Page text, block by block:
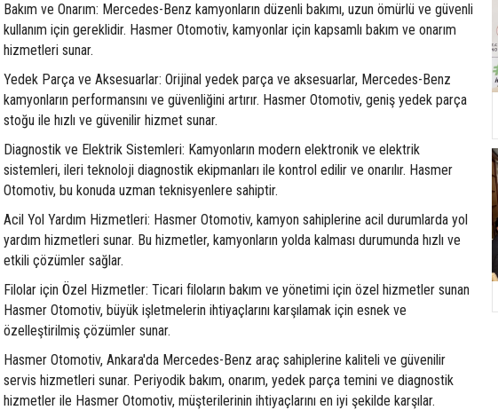
Bakım ve Onarım: Mercedes-Benz kamyonların düzenli bakımı, uzun ömürlü ve güvenli
kullanım için gereklidir. Hasmer Otomotiv, kamyonlar için kapsamlı bakım ve onarım
hizmetleri sunar.
Yedek Parça ve Aksesuarlar: Orijinal yedek parça ve aksesuarlar, Mercedes-Benz
kamyonların performansını ve güvenliğini artırır. Hasmer Otomotiv, geniş yedek parça
stoğu ile hızlı ve güvenilir hizmet sunar.
Diagnostik ve Elektrik Sistemleri: Kamyonların modern elektronik ve elektrik
sistemleri, ileri teknoloji diagnostik ekipmanları ile kontrol edilir ve onarılır. Hasmer
Otomotiv, bu konuda uzman teknisyenlere sahiptir.
Acil Yol Yardım Hizmetleri: Hasmer Otomotiv, kamyon sahiplerine acil durumlarda yol
yardım hizmetleri sunar. Bu hizmetler, kamyonların yolda kalması durumunda hızlı ve
etkili çözümler sağlar.
Filolar için Özel Hizmetler: Ticari filoların bakım ve yönetimi için özel hizmetler sunan
Hasmer Otomotiv, büyük işletmelerin ihtiyaçlarını karşılamak için esnek ve
özelleştirilmiş çözümler sunar.
Hasmer Otomotiv, Ankara'da Mercedes-Benz araç sahiplerine kaliteli ve güvenilir
servis hizmetleri sunar. Periyodik bakım, onarım, yedek parça temini ve diagnostik
hizmetler ile Hasmer Otomotiv, müşterilerinin ihtiyaçlarını en iyi şekilde karşılar.